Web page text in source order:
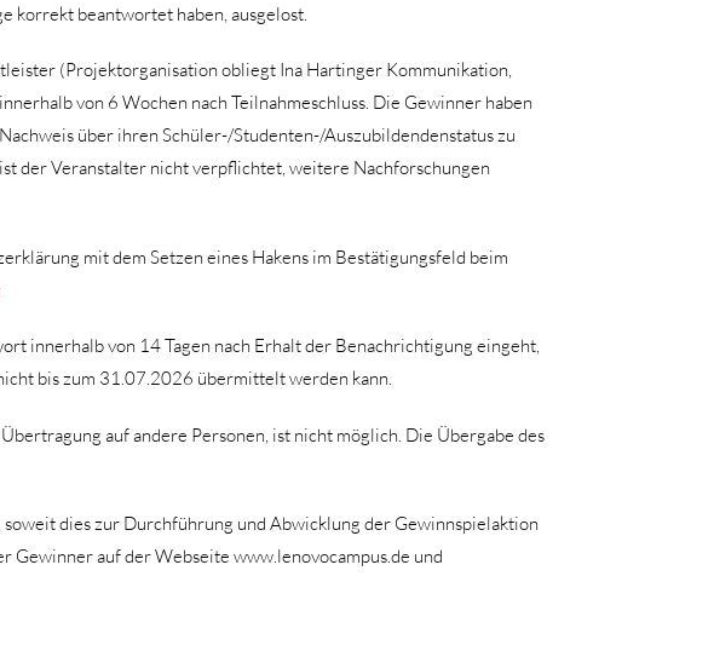
korrekt beantwortet haben, ausgelost.
(Projektorganisation obliegt Ina Hartinger Kommunikation,
von 6 Wochen nach Teilnahmeschluss. Die Gewinner haben
über ihren Schüler-/Studenten-/Auszubildendenstatus zu
der Veranstalter nicht verpflichtet, weitere Nachforschungen
mit dem Setzen eines Hakens im Bestätigungsfeld beim
innerhalb von 14 Tagen nach Erhalt der Benachrichtigung eingeht,
bis zum 31.07.2026 übermittelt werden kann.
auf andere Personen, ist nicht möglich. Die Übergabe des
dies zur Durchführung und Abwicklung der Gewinnspielaktion
Gewinner auf der Webseite www.lenovocampus.de und